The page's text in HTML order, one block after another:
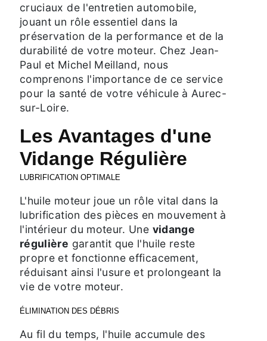
cruciaux de l'entretien automobile,
jouant un rôle essentiel dans la
préservation de la performance et de la
durabilité de votre moteur. Chez Jean-
Paul et Michel Meilland, nous
comprenons l'importance de ce service
pour la santé de votre véhicule à Aurec-
sur-Loire.
Les Avantages d'une
Vidange Régulière
LUBRIFICATION OPTIMALE
L'huile moteur joue un rôle vital dans la
lubrification des pièces en mouvement à
l'intérieur du moteur. Une vidange
régulière garantit que l'huile reste
propre et fonctionne efficacement,
réduisant ainsi l'usure et prolongeant la
vie de votre moteur.
ÉLIMINATION DES DÉBRIS
Au fil du temps, l'huile accumule des